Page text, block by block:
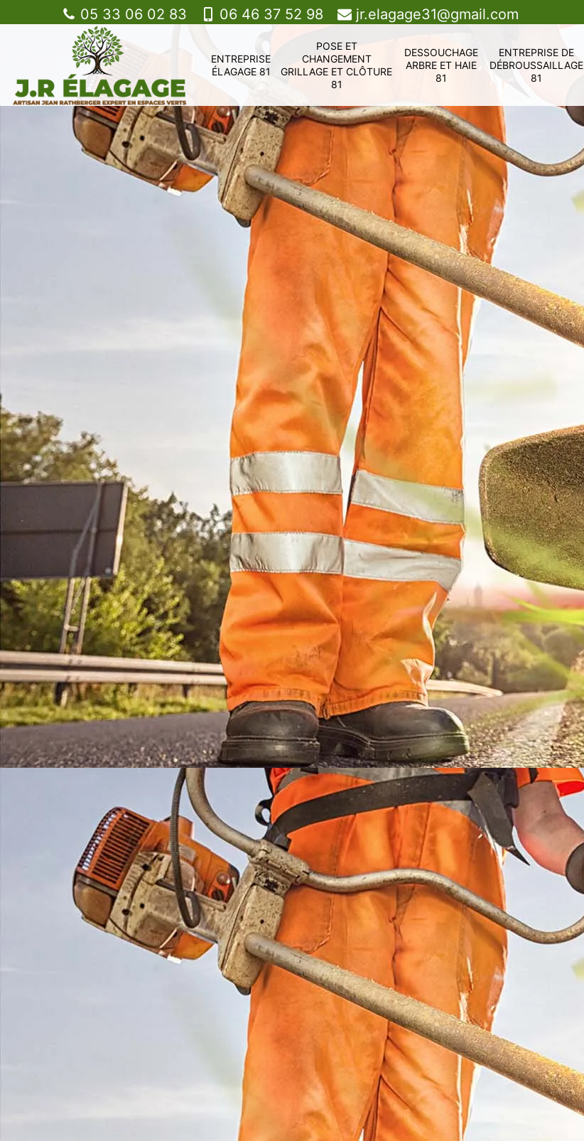
05 33 06 02 83 06 46 37 52 98 jr.elagage31@gmail.com
ENTREPRISE
ÉLAGAGE 81
POSE ET
CHANGEMENT
GRILLAGE ET CLÔTURE
81
DESSOUCHAGE
ARBRE ET HAIE
81
ENTREPRISE DE
DÉBROUSSAILLAGE
81